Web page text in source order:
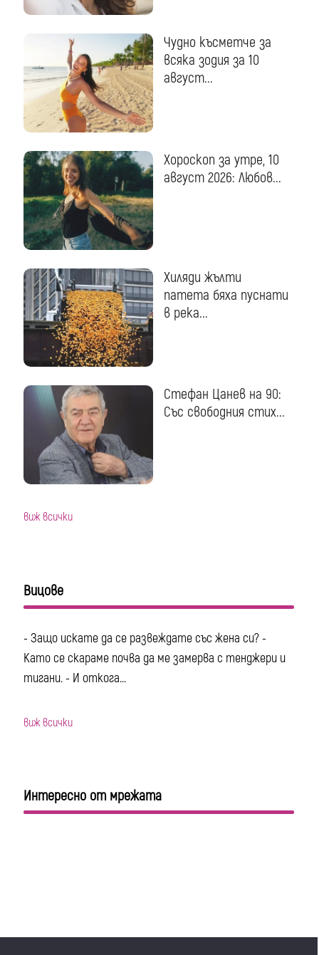
Чудно късметче за
всяка зодия за 10
август...
Хороскоп за утре, 10
август 2026: Любов...
Хиляди жълти
патета бяха пуснати
в река...
Стефан Цанев на 90:
Със свободния стих...
виж всички
Вицове
- Защо искате да се развеждате със жена си? -
Като се скараме почва да ме замерва с тенджери и
тигани. - И откога...
виж всички
Интересно от мрежата